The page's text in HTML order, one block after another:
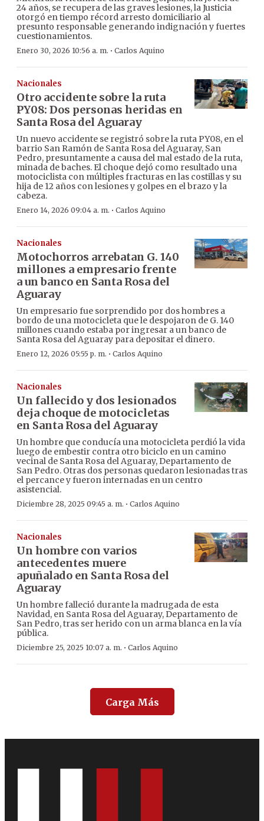
24 años, se recupera de las graves lesiones, la Justicia
otorgó en tiempo récord arresto domiciliario al
presunto responsable generando indignación y fuertes
cuestionamientos.
Enero 30, 2026 10:56 a. m. · Carlos Aquino
Nacionales
Otro accidente sobre la ruta
PY08: Dos personas heridas en
Santa Rosa del Aguaray
Un nuevo accidente se registró sobre la ruta PY08, en el
barrio San Ramón de Santa Rosa del Aguaray, San
Pedro, presuntamente a causa del mal estado de la ruta,
minada de baches. El choque dejó como resultado una
motociclista con múltiples fracturas en las costillas y su
hija de 12 años con lesiones y golpes en el brazo y la
cabeza.
Enero 14, 2026 09:04 a. m. · Carlos Aquino
Nacionales
Motochorros arrebatan G. 140
millones a empresario frente
a un banco en Santa Rosa del
Aguaray
Un empresario fue sorprendido por dos hombres a
bordo de una motocicleta que le despojaron de G. 140
millones cuando estaba por ingresar a un banco de
Santa Rosa del Aguaray para depositar el dinero.
Enero 12, 2026 05:55 p. m. · Carlos Aquino
Nacionales
Un fallecido y dos lesionados
deja choque de motocicletas
en Santa Rosa del Aguaray
Un hombre que conducía una motocicleta perdió la vida
luego de embestir contra otro biciclo en un camino
vecinal de Santa Rosa del Aguaray, Departamento de
San Pedro. Otras dos personas quedaron lesionadas tras
el percance y fueron internadas en un centro
asistencial.
Diciembre 28, 2025 09:45 a. m. · Carlos Aquino
Nacionales
Un hombre con varios
antecedentes muere
apuñalado en Santa Rosa del
Aguaray
Un hombre falleció durante la madrugada de esta
Navidad, en Santa Rosa del Aguaray, Departamento de
San Pedro, tras ser herido con un arma blanca en la vía
pública.
Diciembre 25, 2025 10:07 a. m. · Carlos Aquino
Carga Más